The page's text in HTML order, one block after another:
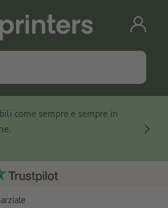
come sempre e sempre in